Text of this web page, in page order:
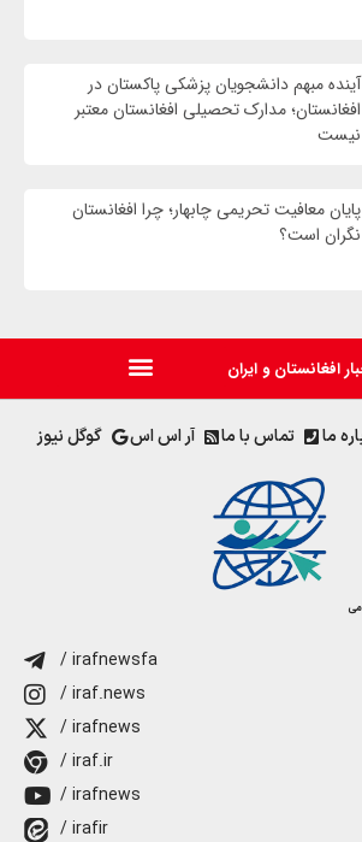
آینده مبهم دانشجویان پزشکی پاکستان در
افغانستان؛ مدارک تحصیلی افغانستان معتبر
نیست
پایان معافیت تحریمی‌ چابهار؛ چرا افغانستان
نگران است؟
افغانستان و ایران
ما تماس با ما آر اس اس گوگل نیوز
/ irafnewsfa
/ iraf.news
/ irafnews
/ iraf.ir
/ irafnews
/ irafir